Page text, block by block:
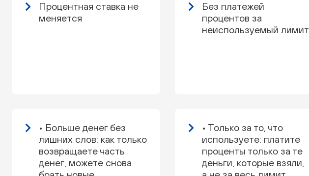
Процентная ставка не
меняется
Без платежей
процентов за
неиспользуемый лимит
• Больше денег без
лишних слов: как только
возвращаете часть
денег, можете снова
• Только за то, что
используете: платите
проценты только за те
деньги, которые взяли,